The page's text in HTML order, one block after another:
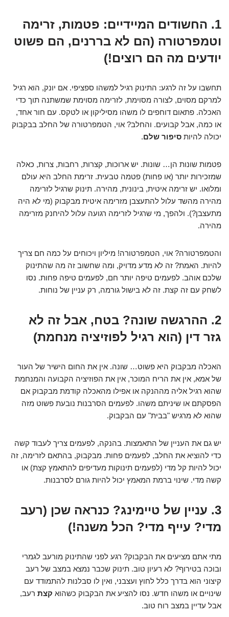
1. החשודים המיידיים: פטמות, זרימה
וטמפרטורה (הם לא בררנים, הם פשוט
יודעים מה הם רוצים!)
תחשבו על זה לרגע: התינוק רגיל למשהו ספציפי. אם יונק, הוא רגיל
למרקם מסוים, לצורה מסוימת, לזרימה מסוימת שמשתנה תוך כדי
האכלה. פתאום דוחפים לו משהו מסיליקון או לטקס. עם חור אחד,
או כמה, אבל קבועים. והחלב? אוי, הטמפרטורה של החלב בבקבוק
יכולה להיות סיפור שלם.
פטמות שונות הן… שונות. יש ארוכות, קצרות, רחבות, צרות, כאלה
שמזכירות יותר (או פחות) פטמה טבעית. זרימת החלב היא עולם
ומלואו. יש זרימה איטית, בינונית, מהירה. תינוק שרגיל לזרימה
מהירה מהשד עלול להתעצבן מזרימה איטית מבקבוק (מי לא היה
מתעצבן?). ולהפך, מי שרגיל לזרימה רגועה עלול להיחנק מזרימה
מהירה.
והטמפרטורה? אוי, הטמפרטורה! מיליון ויכוחים על כמה חם צריך
להיות. האמת? זה לא מדע מדויק, ומה שחשוב זה מה שהתינוק
שלכם אוהב. לפעמים טיפה יותר חם, לפעמים טיפה פחות. נסו
לשחק עם זה קצת. זה לא בישול גורמה, רק עניין של נוחות.
2. ההרגשה שונה? בטח, אבל זה לא
גזר דין (הוא רגיל לפוזיציה מנחמת)
האכלה מבקבוק היא פשוט… שונה. אין את החום הישיר של העור
של אמא, אין את הריח המוכר, אין את הפוזיציה הקבועה והמנחמת
שהוא רגיל אליה מההנקה או אפילו מהאכלה קודמת מבקבוק אם
הפסקתם או שיניתם משהו. לפעמים הסרבנות נובעת פשוט מזה
שהוא לא מרגיש "בבית" עם הבקבוק.
יש גם את העניין של התאמצות. בהנקה, לפעמים צריך לעבוד קשה
כדי להוציא את החלב, לפעמים פחות. מבקבוק, בהתאם לזרימה, זה
יכול להיות קל מדי (לפעמים תינוקות מעדיפים להתאמץ קצת) או
קשה מדי. שינוי ברמת המאמץ יכול להיות גורם לסרבנות.
3. עניין של טיימינג? כנראה שכן (רעב
מדי? עייף מדי? הכל משנה!)
מתי אתם מציעים את הבקבוק? רגע לפני שהתינוק מורעב לגמרי
ובוכה בטירוף? לא רעיון טוב. תינוק שכבר נמצא במצב של רעב
קיצוני הוא בדרך כלל לחוץ ועצבני, ואין לו סבלנות להתמודד עם
שינויים או משהו חדש. נסו להציע את הבקבוק כשהוא קצת רעב,
אבל עדיין במצב רוח טוב.